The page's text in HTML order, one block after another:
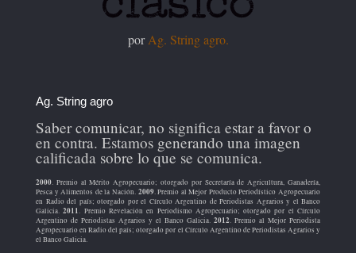
porAg. String agro.
Ag. String agro
Saber comunicar, no significa estar a favor o
en contra. Estamos generando una imagen
calificada sobre lo que se comunica.
2000. Premio al Mérito Agropecuario; otorgado por Secretaría de Agricultura, Ganadería,
Pesca y Alimentos de la Nación. 2009. Premio al Mejor Producto Periodístico Agropecuario
en Radio del país; otorgado por el Círculo Argentino de Periodistas Agrarios y el Banco
Galicia.2011. Premio Revelación en Periodismo Agropecuario; otorgado por el Círculo
Argentino de Periodistas Agrarios y el Banco Galicia. 2012. Premio al Mejor Periodista
Agropecuario en Radio del país; otorgado por el Círculo Argentino de Periodistas Agrarios y
el Banco Galicia.